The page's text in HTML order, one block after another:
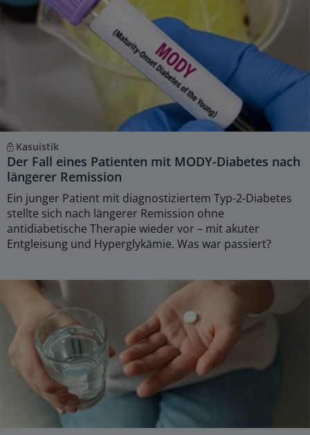
Kasuistik
Der Fall eines Patienten mit MODY-Diabetes nach
längerer Remission
Ein junger Patient mit diagnostiziertem Typ-2-Diabetes
stellte sich nach längerer Remission ohne
antidiabetische Therapie wieder vor – mit akuter
Entgleisung und Hyperglykämie. Was war passiert?